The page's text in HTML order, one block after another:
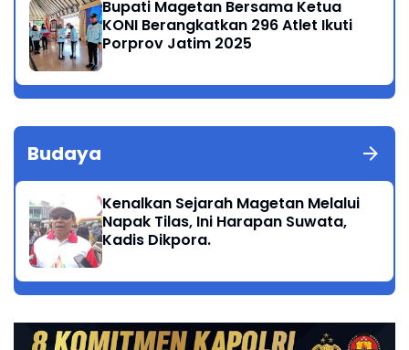
Bupati Magetan Bersama Ketua
KONI Berangkatkan 296 Atlet Ikuti
Porprov Jatim 2025
Budaya
Kenalkan Sejarah Magetan Melalui
Napak Tilas, Ini Harapan Suwata,
Kadis Dikpora.